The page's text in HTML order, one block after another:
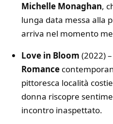
Michelle Monaghan,
lunga data messa alla
arriva nel momento
Love in Bloom (2022)
Romance
pittoresca località
donna riscopre
incontro inaspettato.